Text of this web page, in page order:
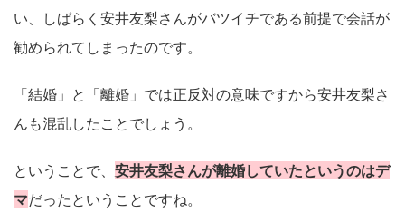
い、しばらく安井友梨さんがバツイチである前提で会話が
勧められてしまったのです。
「結婚」と「離婚」では正反対の意味ですから安井友梨さ
んも混乱したことでしょう。
ということで、 安井友梨さんが離婚していたというのはデ
マだったということですね。